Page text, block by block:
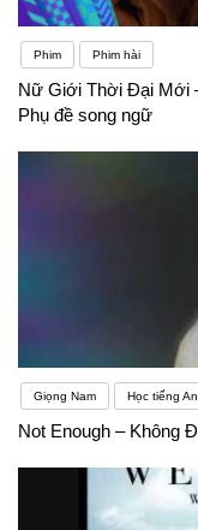
Phim Phim hài
Nữ Giới Thời Đại Mới
Phụ đề song ngữ
Giọng Nam Học tiếng
Not Enough – Không